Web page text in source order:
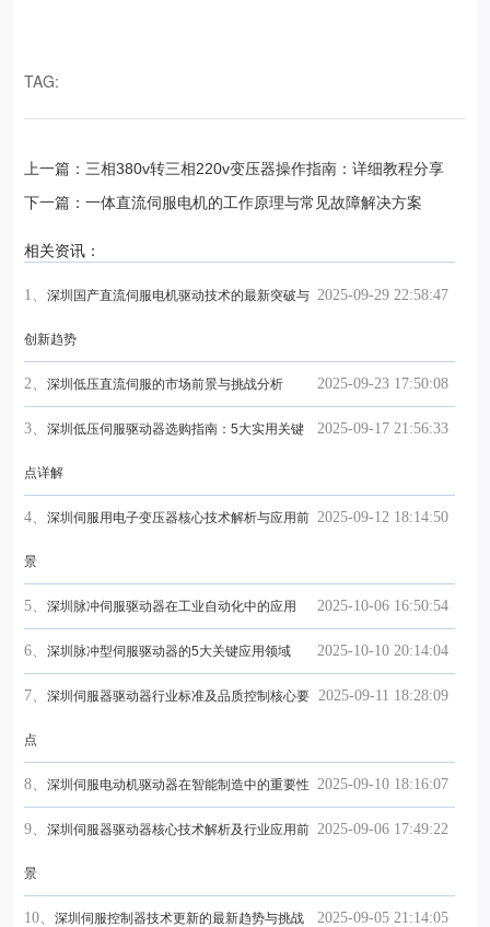
TAG:
上一篇：三相380v转三相220v变压器操作指南：详细教程分享
下一篇：一体直流伺服电机的工作原理与常见故障解决方案
相关资讯：
2025-09-29 22:58:47
1、 深圳国产直流伺服电机驱动技术的最新突破与
创新趋势
2025-09-23 17:50:08
2、 深圳低压直流伺服的市场前景与挑战分析
2025-09-17 21:56:33
3、 深圳低压伺服驱动器选购指南：5大实用关键
点详解
2025-09-12 18:14:50
4、 深圳伺服用电子变压器核心技术解析与应用前
景
2025-10-06 16:50:54
5、 深圳脉冲伺服驱动器在工业自动化中的应用
2025-10-10 20:14:04
6、 深圳脉冲型伺服驱动器的5大关键应用领域
2025-09-11 18:28:09
7、 深圳伺服器驱动器行业标准及品质控制核心要
点
2025-09-10 18:16:07
8、 深圳伺服电动机驱动器在智能制造中的重要性
2025-09-06 17:49:22
9、 深圳伺服器驱动器核心技术解析及行业应用前
景
2025-09-05 21:14:05
10、 深圳伺服控制器技术更新的最新趋势与挑战